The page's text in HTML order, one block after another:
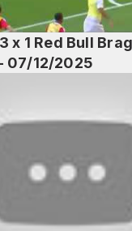
x 1 Red Bull
07/12/2025